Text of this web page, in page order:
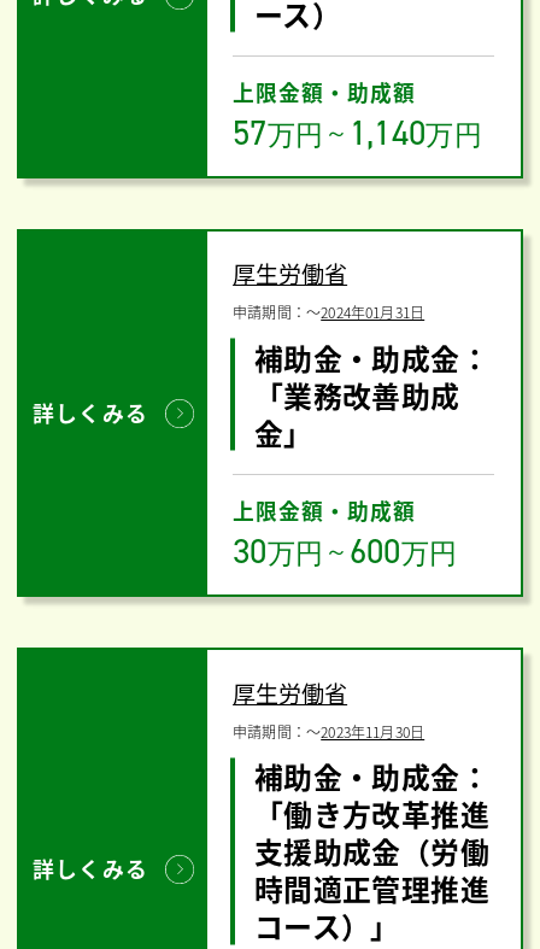
ース）
上限金額・助成額
57万円 ～ 1,140万円
詳しくみる
厚生労働省
申請期間：〜2024年01月31日
補助金・助成金：
「業務改善助成
金」
上限金額・助成額
30万円 ～ 600万円
詳しくみる
厚生労働省
申請期間：〜2023年11月30日
補助金・助成金：
「働き方改革推進
支援助成金（労働
時間適正管理推進
コース）」